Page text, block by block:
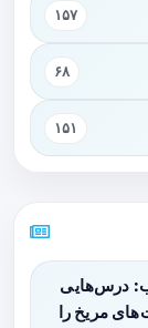
۱۵۷
۶۸
۱۵۱
جنوب: درس‌هایی
مریخ را